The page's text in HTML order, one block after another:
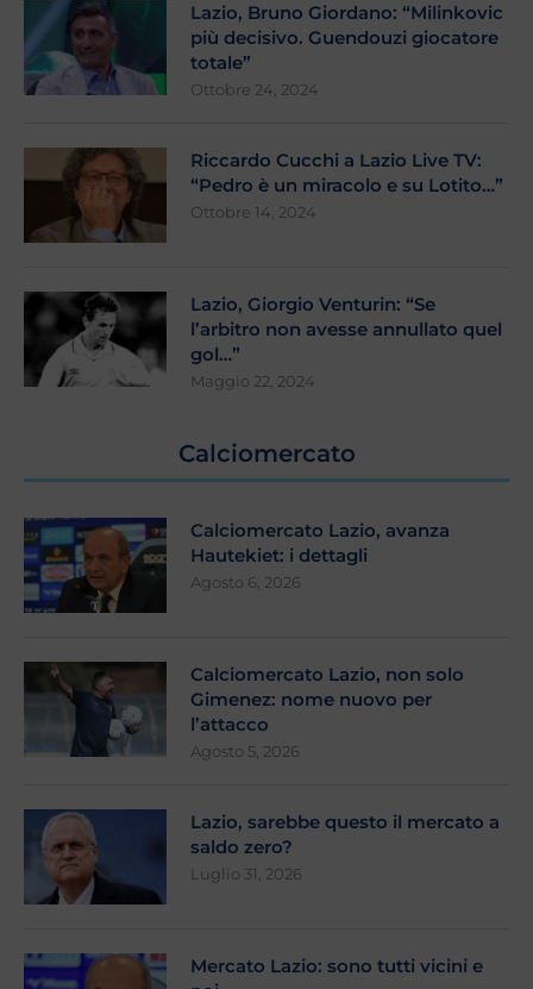
Lazio, Bruno Giordano: “Milinkovic
più decisivo. Guendouzi giocatore
totale”
Ottobre 24, 2024
Riccardo Cucchi a Lazio Live TV:
“Pedro è un miracolo e su Lotito…”
Ottobre 14, 2024
Lazio, Giorgio Venturin: “Se
l’arbitro non avesse annullato quel
gol…”
Maggio 22, 2024
Calciomercato
Calciomercato Lazio, avanza
Hautekiet: i dettagli
Agosto 6, 2026
Calciomercato Lazio, non solo
Gimenez: nome nuovo per
l’attacco
Agosto 5, 2026
Lazio, sarebbe questo il mercato a
saldo zero?
Luglio 31, 2026
Mercato Lazio: sono tutti vicini e